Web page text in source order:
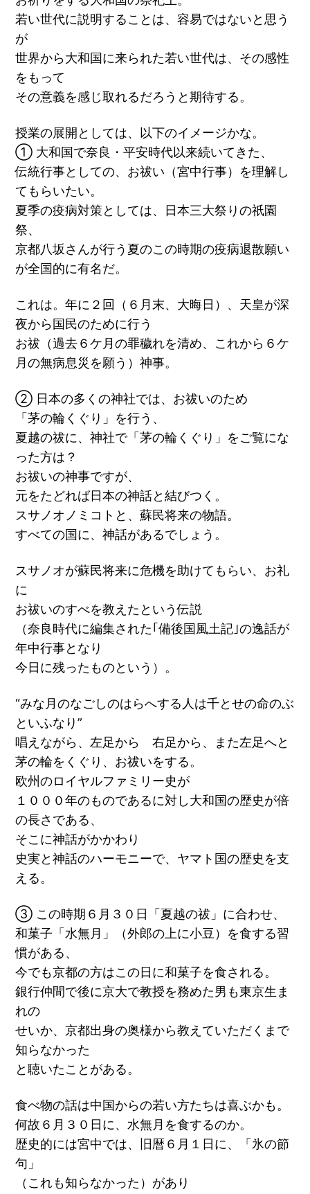
若い世代に説明することは、容易ではないと思う
が
世界から大和国に来られた若い世代は、その感性
をもって
その意義を感じ取れるだろうと期待する。
授業の展開としては、以下のイメージかな。
① 大和国で奈良・平安時代以来続いてきた、
伝統行事としての、お祓い（宮中行事）を理解し
てもらいたい。
夏季の疫病対策としては、日本三大祭りの祇園
祭、
京都八坂さんが行う夏のこの時期の疫病退散願い
が全国的に有名だ。
これは。年に２回（６月末、大晦日）、天皇が深
夜から国民のために行う
お祓（過去６ケ月の罪穢れを清め、これから６ケ
月の無病息災を願う）神事。
② 日本の多くの神社では、お祓いのため
「茅の輪くぐり」を行う、
夏越の祓に、神社で「茅の輪くぐり」をご覧にな
った方は？
お祓いの神事ですが、
元をたどれば日本の神話と結びつく。
スサノオノミコトと、蘇民将来の物語。
すべての国に、神話があるでしょう。
スサノオが蘇民将来に危機を助けてもらい、お礼
に
お祓いのすべを教えたという伝説
（奈良時代に編集された｢備後国風土記｣の逸話が
年中行事となり
今日に残ったものという）。
“みな月のなごしのはらへする人は千とせの命のぶ
といふなり”
唱えながら、左足から 右足から、また左足へと
茅の輪をくぐり、お祓いをする。
欧州のロイヤルファミリー史が
１０００年のものであるに対し大和国の歴史が倍
の長さである、
そこに神話がかかわり
史実と神話のハーモニーで、ヤマト国の歴史を支
える。
③ この時期６月３０日「夏越の祓」に合わせ、
和菓子「水無月」（外郎の上に小豆）を食する習
慣がある、
今でも京都の方はこの日に和菓子を食される。
銀行仲間で後に京大で教授を務めた男も東京生ま
れの
せいか、京都出身の奥様から教えていただくまで
知らなかった
と聴いたことがある。
食べ物の話は中国からの若い方たちは喜ぶかも。
何故６月３０日に、水無月を食するのか。
歴史的には宮中では、旧暦６月１日に、「氷の節
句」
（これも知らなかった）があり